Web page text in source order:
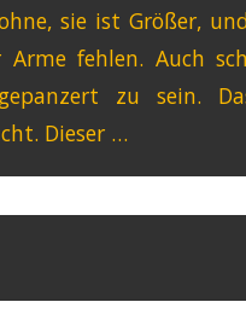
sie ist Größer,
Arme fehlen. Auch
zu sein.
Dieser …